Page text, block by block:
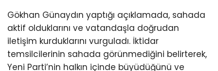
Gökhan Günaydın yaptığı açıklamada, sahada
aktif olduklarını ve vatandaşla doğrudan
iletişim kurduklarını vurguladı. İktidar
temsilcilerinin sahada görünmediğini belirterek,
Yeni Parti’nin halkın içinde büyüdüğünü ve